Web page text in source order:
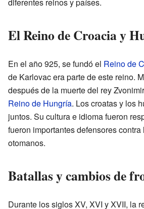
diferentes reinos y países.
El Reino de Croacia y
En el año 925, se fundó el Reino de
de Karlovac era parte de este reino.
después de la muerte del rey
Reino de Hungría. Los croatas y los
juntos. Su cultura e idioma fueron
fueron importantes defensores
otomanos.
Batallas y cambios de
Durante los siglos XV, XVI y XVII, la